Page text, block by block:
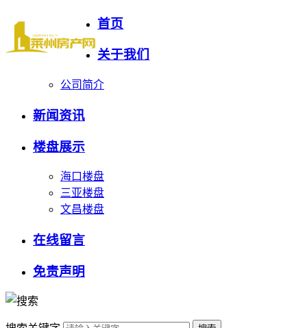
首页
关于我们
公司简介
新闻资讯
楼盘展示
海口楼盘
三亚楼盘
文昌楼盘
在线留言
免责声明